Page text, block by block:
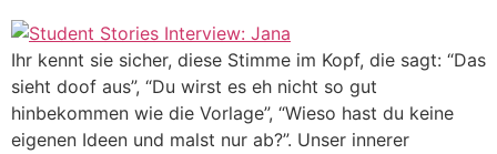
Ihr kennt sie sicher, diese Stimme im Kopf, die sagt: “Das
sieht doof aus”, “Du wirst es eh nicht so gut
hinbekommen wie die Vorlage”, “Wieso hast du keine
eigenen Ideen und malst nur ab?”. Unser innerer